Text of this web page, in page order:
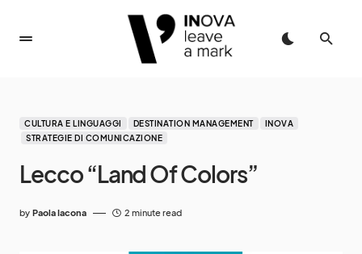
CULTURA E LINGUAGGI DESTINATION MANAGEMENT
INOVA
STRATEGIE DI COMUNICAZIONE
Lecco “Land Of Colors”
by Paola Iacona 2 minute read